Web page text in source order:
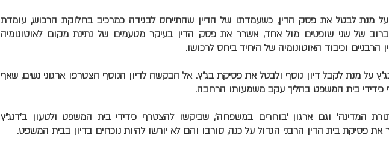
מנת לבטל את פסק הדין, כשעמדתו של הדיין שהתייחס לבגידה כמרכיב בחלוקת הרכוש, עומדת
של שני שופטים מול אחד, אשרר את פסק הדין בעיקר מטעמים של נתינת מקום לאוטונומיה
הרבניים וכיבוד האוטונומיה של היחיד ביחס לרכושו.
על מנת לקבל דיון נוסף ולבטל את פסיקת בג"ץ. אל הבקשה לדיון הנוסף הצטרפו ארגוני נשים, שאף
בית המשפט בהליך עקב משמעותו הרחבה.
'תורת המדינה' וגם ארגון 'בוחרים במשפחה', שביקשו להצטרף כידידי בית המשפט ולטעון ב'דנג"ץ
את פסיקת בית הדין הרבני הגדול על כנה, סורבו והם לא יורשו להיות נוכחים בדיון בבית המשפט.